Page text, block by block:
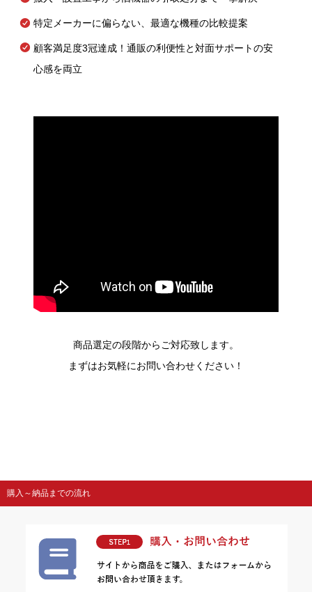
特定メーカーに偏らない、最適な機種の比較提案
顧客満足度3冠達成！通販の利便性と対面サポートの安
心感を両立
商品選定の段階からご対応致します。
まずはお気軽にお問い合わせください！
購入～納品までの流れ